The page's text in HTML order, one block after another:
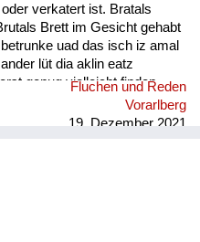
verkatert ist. Bratals
Brett im Gesicht gehabt
uad das isch iz amal
lüt dia aklin eatz
genug vielleicht finden
Fluchen und Reden
Vorarlberg
19. Dezember 2021